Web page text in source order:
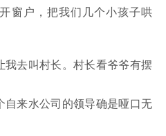
户，把我们几个小孩子哄
去叫村长。村长看爷爷有摆
来水公司的领导确是哑口无